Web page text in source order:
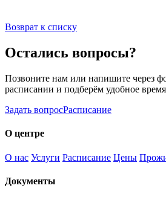
Возврат к списку
Остались вопросы?
Позвоните нам или напишите через
расписании и подберём удобное
Задать вопросРасписание
О центре
О нас Услуги Расписание Цены
Документы